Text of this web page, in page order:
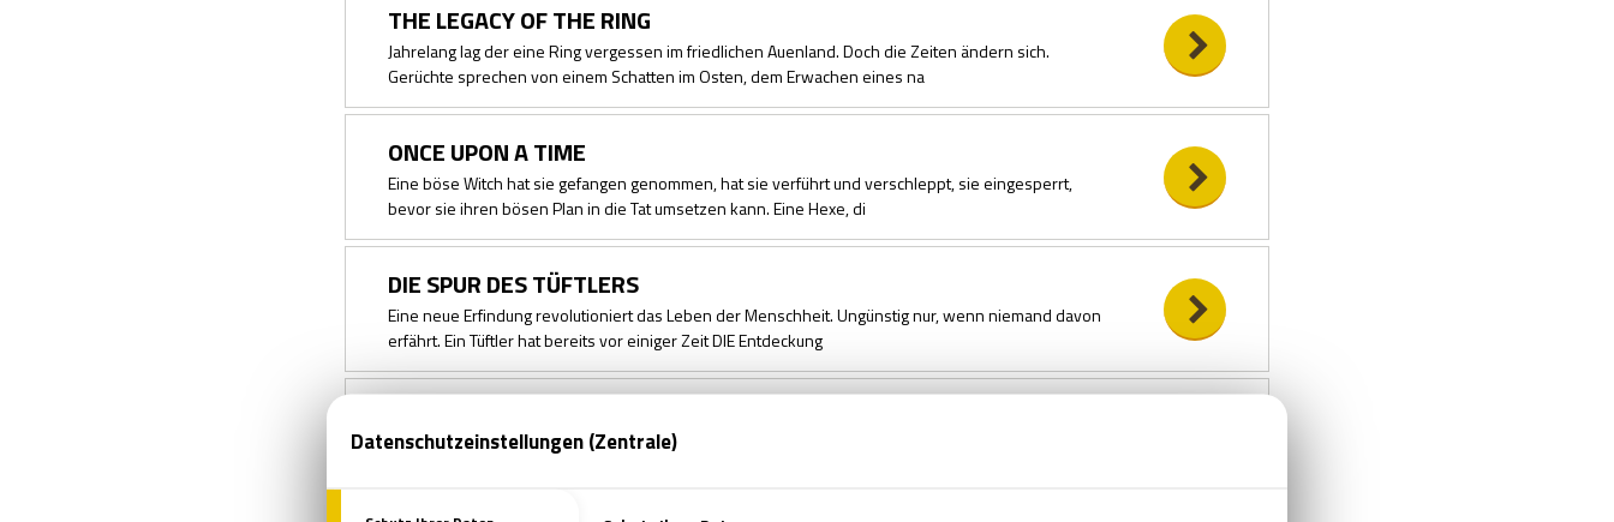
THE LEGACY OF THE RING
Jahrelang lag der eine Ring vergessen im friedlichen Auenland. Doch die Zeiten ändern sich.
Gerüchte sprechen von einem Schatten im Osten, dem Erwachen eines na
ONCE UPON A TIME
Eine böse Witch hat sie gefangen genommen, hat sie verführt und verschleppt, sie eingesperrt,
bevor sie ihren bösen Plan in die Tat umsetzen kann. Eine Hexe, di
DIE SPUR DES TÜFTLERS
Eine neue Erfindung revolutioniert das Leben der Menschheit. Ungünstig nur, wenn niemand davon
erfährt. Ein Tüftler hat bereits vor einiger Zeit DIE Entdeckung
Nichts geht über die Familie. Erst Recht nicht, wenn es sich um die italienische Mafiafamilie Baroldi